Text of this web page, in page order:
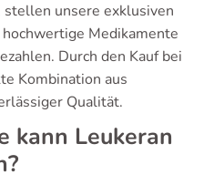
unsere exklusiven
Medikamente
Durch den Kauf bei
Kombination aus
Qualität.
kann Leukeran